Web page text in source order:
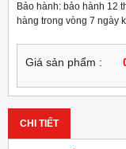
Bảo hành: bảo hành 12
hàng trong vòng 7 ngày
Giá sản phẩm :
CHI TIẾT